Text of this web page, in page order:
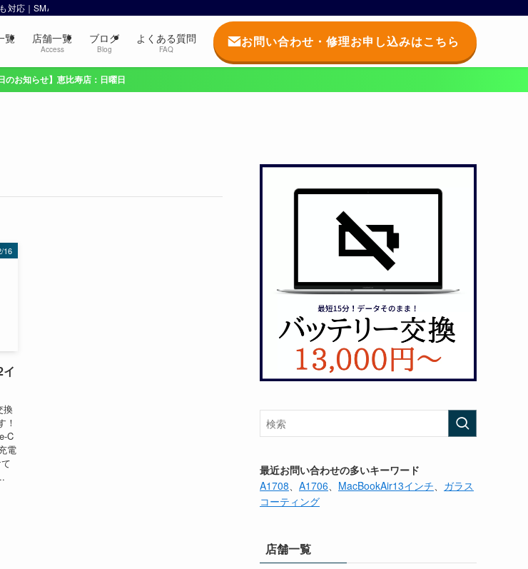
応｜SMART 恵比寿・渋谷
覧 店舗一覧
Access
ブログ
Blog
よくある質問
FAQ お問い合わせ・修理お申し込みはこちら
のお知らせ】恵比寿店：日曜日
16
換
！
C
電
最近お問い合わせの多いキーワード
A1708、 A1706、 MacBookAir13インチ、 ガラス
コーティング
店舗一覧